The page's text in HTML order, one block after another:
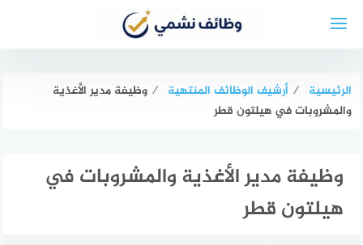
الرئيسية ⁄ أرشيف الوظائف المنتهية ⁄ وظيفة مدير الأغذية
والمشروبات في هيلتون قطر
وظيفة مدير الأغذية والمشروبات في
هيلتون قطر